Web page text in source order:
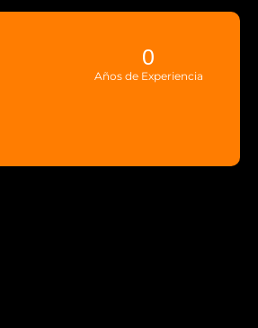
Años de Experiencia
0